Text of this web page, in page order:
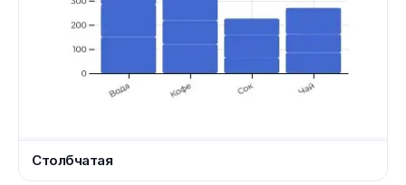
Столбчатая